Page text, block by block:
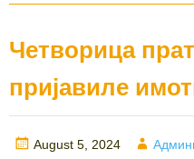
Четворица
пријавиле
Posted
August 5, 2024 Author